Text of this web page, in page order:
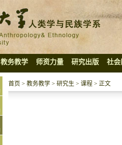
教务教学 师资力量 研究出版 社会
首页 > 教务教学 > 研究生 > 课程 > 正文